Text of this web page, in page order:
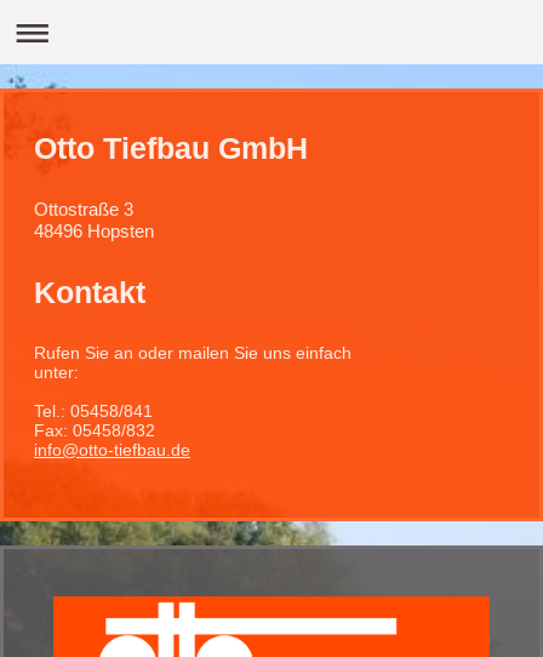
Otto Tiefbau GmbH
Ottostraße 3
48496 Hopsten
Kontakt
Rufen Sie an oder mailen Sie uns einfach
unter:
Tel.: 05458/841
Fax: 05458/832
info@otto-tiefbau.de